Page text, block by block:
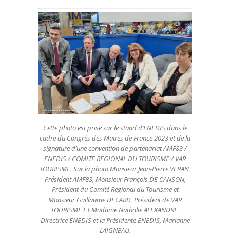
Cette photo est prise sur le stand d’ENEDIS dans le
cadre du Congrès des Maires de France 2023 et de la
signature d’une convention de partenariat AMF83 /
ENEDIS / COMITE REGIONAL DU TOURISME / VAR
TOURISME. Sur la photo Monsieur Jean-Pierre VERAN,
Président AMF83, Monsieur François DE CANSON,
Président du Comité Régional du Tourisme et
Monsieur Guillaume DECARD, Président de VAR
TOURISME ET Madame Nathalie ALEXANDRE,
Directrice ENEDIS et la Présidente ENEDIS, Marianne
LAIGNEAU.